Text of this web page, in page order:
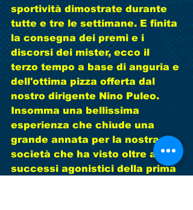
sportività dimostrate durante
tutte e tre le settimane. E finita
la consegna dei premi e i
discorsi dei mister, ecco il
terzo tempo a base di anguria e
dell'ottima pizza offerta dal
nostro dirigente Nino Puleo.
Insomma una bellissima
esperienza che chiude una
grande annata per la nostra
società che ha visto oltre ai
successi agonistici della prima